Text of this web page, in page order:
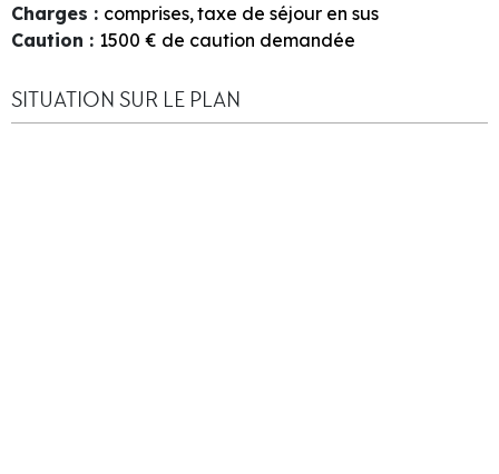
Charges : comprises taxe de séjour en sus
Caution : 1500 € de caution demandée
SITUATION SUR LE PLAN